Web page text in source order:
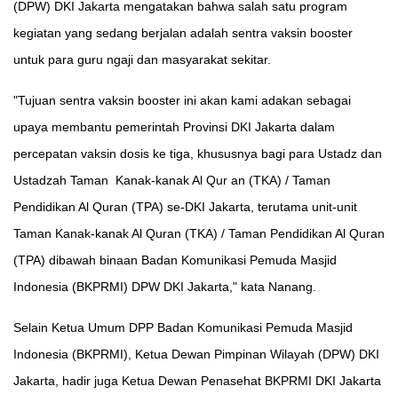
(DPW) DKI Jakarta mengatakan bahwa salah satu program
kegiatan yang sedang berjalan adalah sentra vaksin booster
untuk para guru ngaji dan masyarakat sekitar.
"Tujuan sentra vaksin booster ini akan kami adakan sebagai
upaya membantu pemerintah Provinsi DKI Jakarta dalam
percepatan vaksin dosis ke tiga, khususnya bagi para Ustadz dan
Ustadzah Taman Kanak-kanak Al Qur an (TKA) / Taman
Pendidikan Al Quran (TPA) se-DKI Jakarta, terutama unit-unit
Taman Kanak-kanak Al Quran (TKA) / Taman Pendidikan Al Quran
(TPA) dibawah binaan Badan Komunikasi Pemuda Masjid
Indonesia (BKPRMI) DPW DKI Jakarta," kata Nanang.
Selain Ketua Umum DPP Badan Komunikasi Pemuda Masjid
Indonesia (BKPRMI), Ketua Dewan Pimpinan Wilayah (DPW) DKI
Jakarta, hadir juga Ketua Dewan Penasehat BKPRMI DKI Jakarta